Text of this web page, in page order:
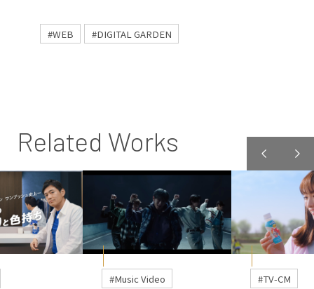
#WEB #DIGITAL GARDEN
Related Works
#Music Video
#TV-CM